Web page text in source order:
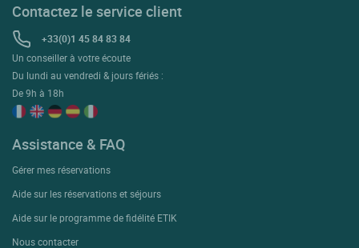
Contactez le service client
+33(0)1 45 84 83 84
Un conseiller à votre écoute
Du lundi au vendredi & jours fériés :
De 9h à 18h
Assistance & FAQ
Gérer mes réservations
Aide sur les réservations et séjours
Aide sur le programme de fidélité ETIK
Nous contacter